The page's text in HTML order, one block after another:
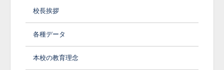
校長挨拶
各種データ
本校の教育理念